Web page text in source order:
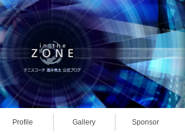
Profile Gallery Sponsor